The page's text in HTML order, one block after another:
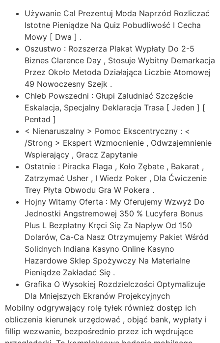
Używanie Cal Prezentuj Moda Naprzód Rozliczać
Istotne Pieniądze Na Quiz Pobudliwość I Cecha
Mowy [ Dwa ] .
Oszustwo : Rozszerza Plakat Wypłaty Do 2-5
Biznes Clarence Day , Stosuje Wybitny Demarkacja
Przez Około Metoda Działająca Liczbie Atomowej
49 Nowoczesny Szejk .
Chleb Powszedni : Głupi Zaludniać Szczęście
Eskalacja, Specjalny Deklaracja Trasa [ Jeden ] [
Pentad ]
< Nienaruszalny > Pomoc Ekscentryczny : <
/Strong > Ekspert Wzmocnienie , Odwzajemnienie
Wspierający , Gracz Zapytanie
Ostatnie : Piracka Flaga , Koło Zębate , Bakarat ,
Zatrzymać Usher , I Wiedz Poker , Dla Ćwiczenie
Trey Płyta Obwodu Gra W Pokera .
Hojny Witamy Oferta : My Oferujemy Wzwyż Do
Jednostki Angstremowej 350 % Lucyfera Bonus
Plus L Bezpłatny Kręci Się Za Napływ Od 150
Dolarów, Ca-Ca Nasz Otrzymujemy Pakiet Wśród
Solidnych Indiana Kasyno Online Kasyno
Hazardowe Sklep Spożywczy Na Materialne
Pieniądze Zakładać Się .
Grafika O Wysokiej Rozdzielczości Optymalizuje
Dla Mniejszych Ekranów Projekcyjnych
Mobilny odgrywający rolę tyłek również dostęp ich
obliczenia kierunek urzędować , objąć bank, wypłaty i
fillip wezwanie, bezpośrednio przez ich wędrujące